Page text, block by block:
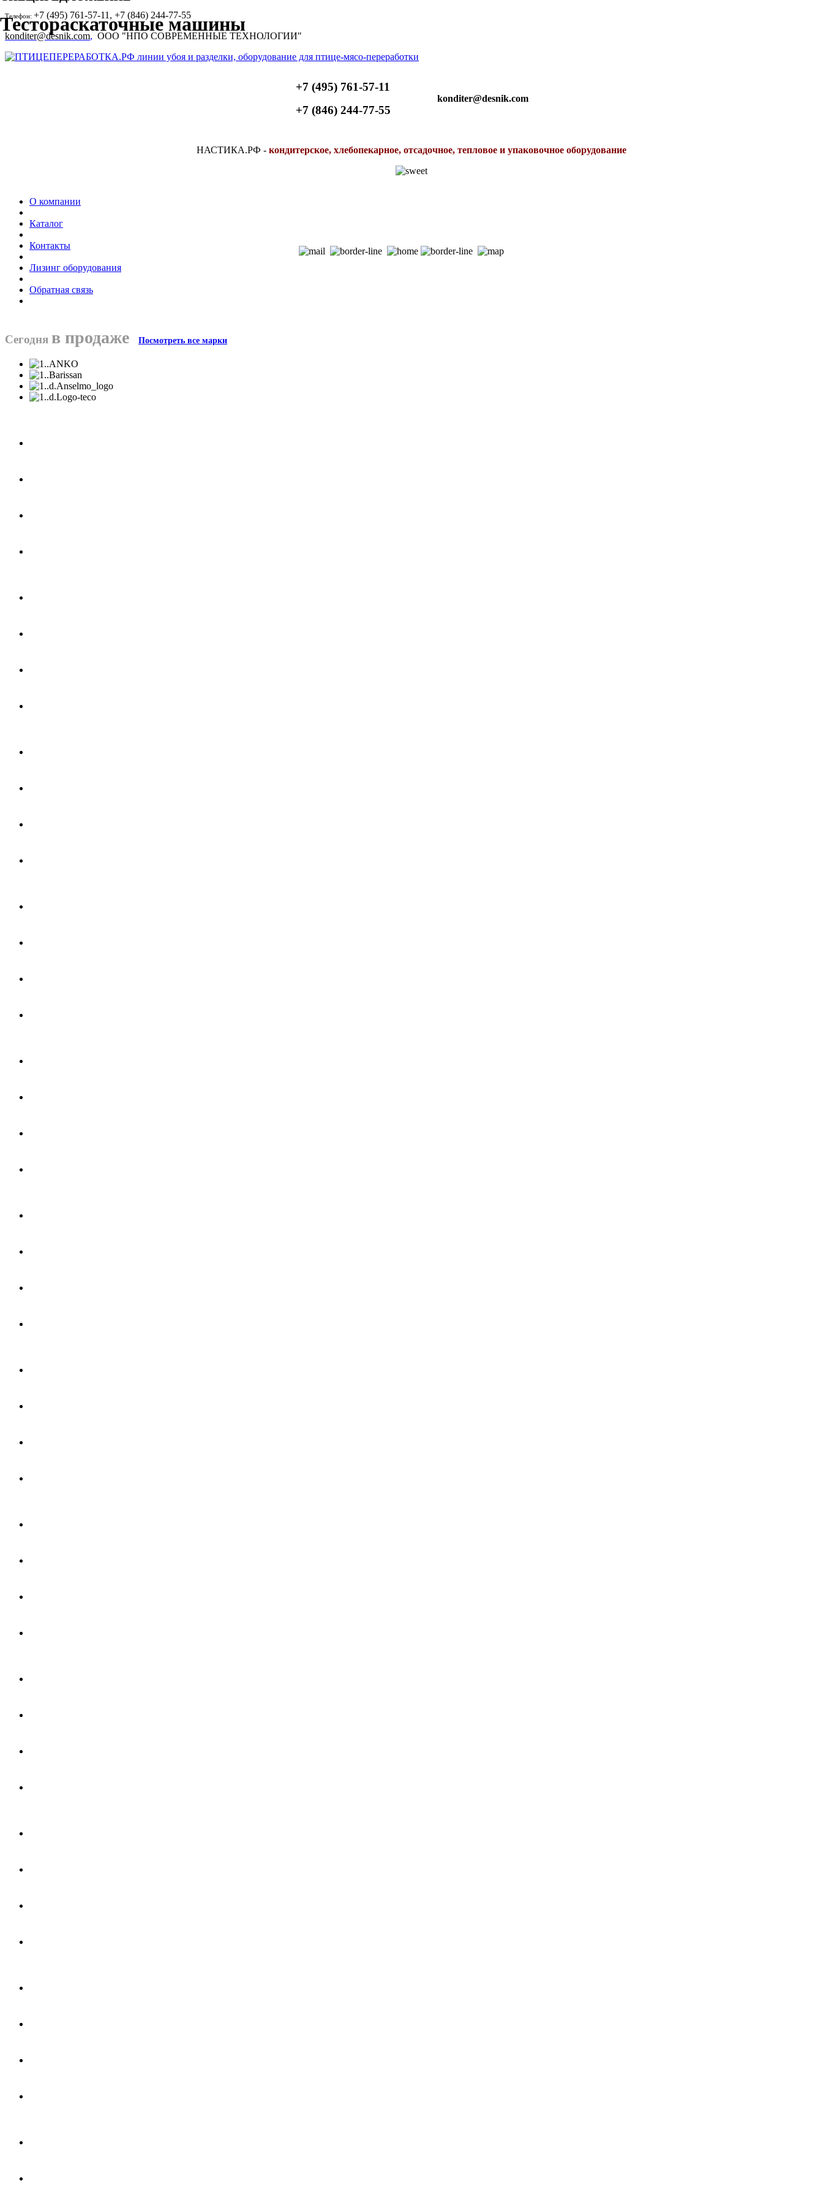
Телефон: +7 (495) 761-57-11, +7 (846) 244-77-55
konditer@desnik.com, ООО "НПО СОВРЕМЕННЫЕ ТЕХНОЛОГИИ"
+7 (495) 761-57-11
+7 (846) 244-77-55
konditer@desnik.com
НАСТИКА.РФ - кондитерское, хлебопекарное, отсадочное, тепловое и упаковочное оборудование
О компании
Каталог
Контакты
Лизинг оборудования
Обратная связь
Сегодня в продаже Посмотреть все марки
Тестораскаточные машины